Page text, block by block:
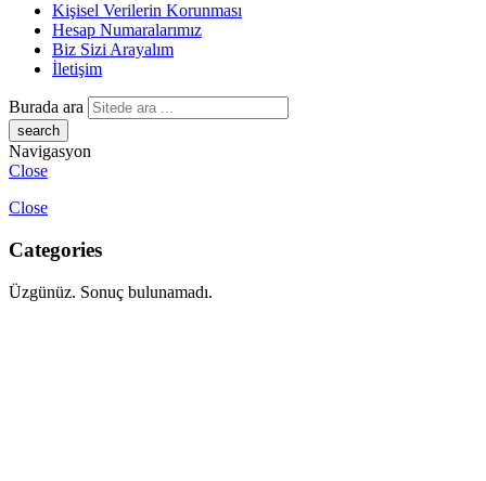
Kişisel Verilerin Korunması
Hesap Numaralarımız
Biz Sizi Arayalım
İletişim
Burada ara
Navigasyon
Close
Close
Categories
Üzgünüz. Sonuç bulunamadı.